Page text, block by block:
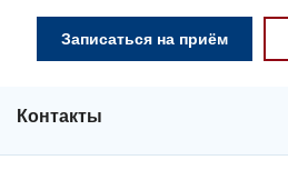
Записаться на приём
Контакты